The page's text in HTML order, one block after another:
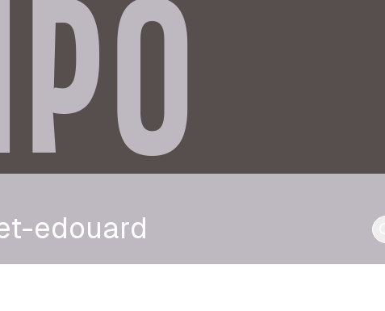
edouard